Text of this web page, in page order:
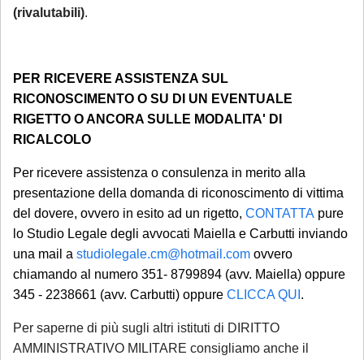
(rivalutabili).
PER RICEVERE ASSISTENZA SUL
RICONOSCIMENTO O SU DI UN EVENTUALE
RIGETTO O ANCORA SULLE MODALITA' DI
RICALCOLO
Per ricevere assistenza o consulenza in merito alla
presentazione della domanda di riconoscimento di vittima
del dovere, ovvero in esito ad un rigetto, CONTATTA pure
lo Studio Legale degli avvocati Maiella e Carbutti inviando
una mail a studiolegale.cm@hotmail.com ovvero
chiamando al numero 351- 8799894 (avv. Maiella) oppure
345 - 2238661 (avv. Carbutti) oppure CLICCA QUI .
Per saperne di più sugli altri istituti di DIRITTO
AMMINISTRATIVO MILITARE consigliamo anche il